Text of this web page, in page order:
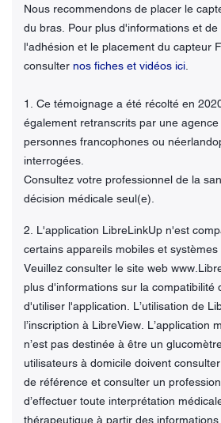
Nous recommendons de placer le
du bras. Pour plus d'informations et de
l'adhésion et le placement du capteur
consulter nos fiches et vidéos ici
1. Ce témoignage a été récolté en
également retranscrits par une
personnes francophones ou
interrogées.
Consultez votre professionnel de la
décision médicale seul(e).
2. L'application LibreLinkUp n'est
certains appareils mobiles et systèmes
Veuillez consulter le site web
plus d'informations sur la compatibilité
d'utiliser l'application. L’utilisation de
l’inscription à LibreView. L’application
n’est pas destinée à être un
utilisateurs à domicile doivent
de référence et consulter un
d’effectuer toute interprétation
thérapeutique à partir des